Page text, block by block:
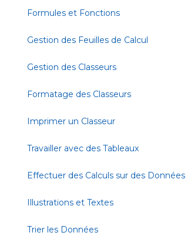
Formules et Fonctions
Gestion des Feuilles de Calcul
Gestion des Classeurs
Formatage des Classeurs
Imprimer un Classeur
Travailler avec des Tableaux
Effectuer des Calculs sur des Données
Illustrations et Textes
Trier les Données